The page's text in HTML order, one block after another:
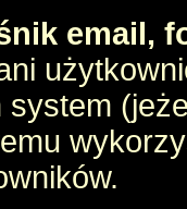
email,